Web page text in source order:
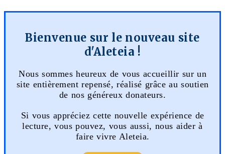
Bienvenue sur le nouveau site
d'Aleteia !
Nous sommes heureux de vous accueillir sur un
site entièrement repensé, réalisé grâce au soutien
de nos généreux donateurs.
Si vous appréciez cette nouvelle expérience de
lecture, vous pouvez, vous aussi, nous aider à
faire vivre Aleteia.